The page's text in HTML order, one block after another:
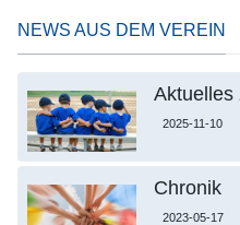
NEWS AUS DEM VEREIN
Aktuelles
2025-11-10
Chronik
2023-05-17